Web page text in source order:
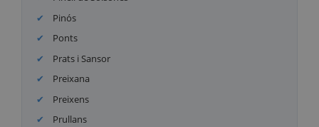
Pinós
Ponts
Prats i Sansor
Preixana
Preixens
Prullans